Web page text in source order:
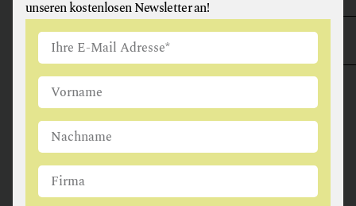
ANGUS & ARTHUR
FLEISCH + FLEISCHERZEUGNISSE
2326 Maria Lanzendorf
unseren kostenlosen Newsletter an!